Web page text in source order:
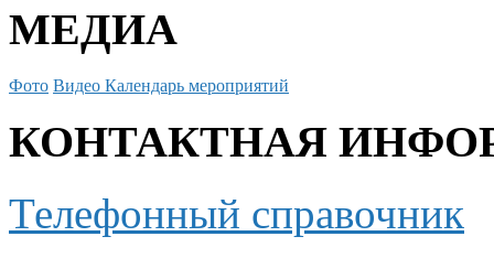
МЕДИА
Фото Видео Календарь мероприятий
КОНТАКТНАЯ
Телефонный справочник